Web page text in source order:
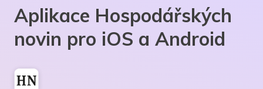
Aplikace Hospodářských
novin pro iOS a Android